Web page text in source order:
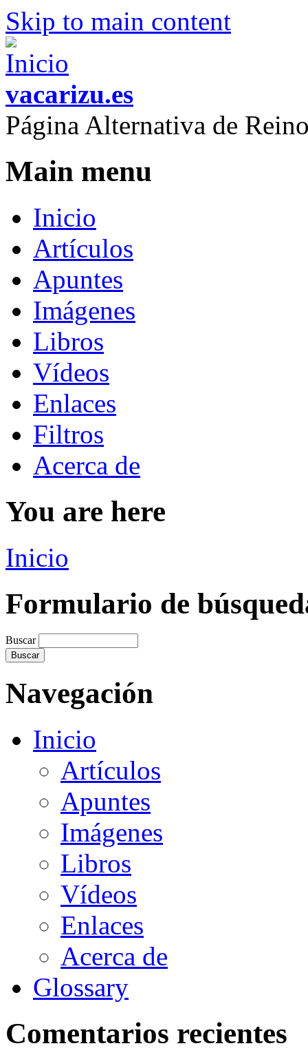
Skip to main content
vacarizu.es
Página Alternativa de
Main menu
Inicio
Artículos
Apuntes
Imágenes
Libros
Vídeos
Enlaces
Filtros
Acerca de
You are here
Inicio
Formulario de
Buscar
Navegación
Inicio
Artículos
Apuntes
Imágenes
Libros
Vídeos
Enlaces
Acerca de
Glossary
Comentarios recientes